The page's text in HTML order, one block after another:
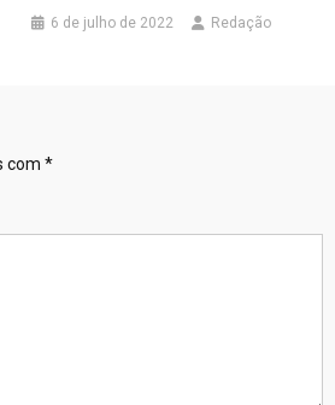
6 de julho de 2022 Redação
com *